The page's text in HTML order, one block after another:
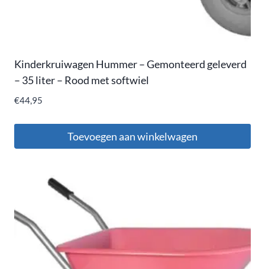
Kinderkruiwagen Hummer – Gemonteerd geleverd
– 35 liter – Rood met softwiel
€44,95
Toevoegen aan winkelwagen